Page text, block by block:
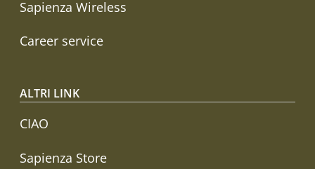
Sapienza Wireless
Career service
ALTRI LINK
CIAO
Sapienza Store